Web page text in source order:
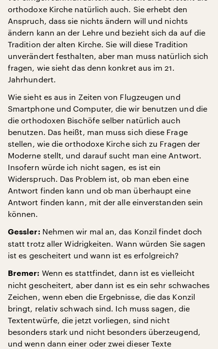
orthodoxe Kirche natürlich auch. Sie erhebt den
Anspruch, dass sie nichts ändern will und nichts
ändern kann an der Lehre und bezieht sich da auf die
Tradition der alten Kirche. Sie will diese Tradition
unverändert festhalten, aber man muss natürlich sich
fragen, wie sieht das denn konkret aus im 21.
Jahrhundert.
Wie sieht es aus in Zeiten von Flugzeugen und
Smartphone und Computer, die wir benutzen und die
die orthodoxen Bischöfe selber natürlich auch
benutzen. Das heißt, man muss sich diese Frage
stellen, wie die orthodoxe Kirche sich zu Fragen der
Moderne stellt, und darauf sucht man eine Antwort.
Insofern würde ich nicht sagen, es ist ein
Widerspruch. Das Problem ist, ob man eben eine
Antwort finden kann und ob man überhaupt eine
Antwort finden kann, mit der alle einverstanden sein
können.
Gessler: Nehmen wir mal an, das Konzil findet doch
statt trotz aller Widrigkeiten. Wann würden Sie sagen
ist es gescheitert und wann ist es erfolgreich?
Bremer: Wenn es stattfindet, dann ist es vielleicht
nicht gescheitert, aber dann ist es ein sehr schwaches
Zeichen, wenn eben die Ergebnisse, die das Konzil
bringt, relativ schwach sind. Ich muss sagen, die
Textentwürfe, die jetzt vorliegen, sind nicht
besonders stark und nicht besonders überzeugend,
und wenn dann einer oder zwei dieser Texte